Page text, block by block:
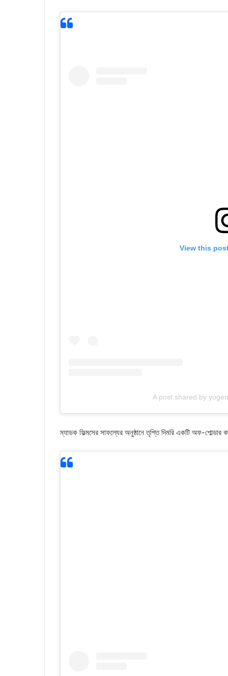
View this
A post shared by
ম্যাডক ফিল্মসের সাফল্যের অনুষ্ঠানে তৃপ্তি দিমরি একটি অফ-